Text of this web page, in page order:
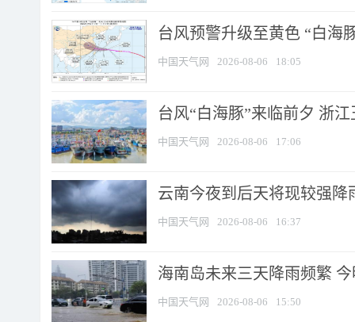
台风预警升级至黄色 “白海
中国天气网 2026-08-06 18:05
台风“白海豚”来临前夕 浙
中国天气网 2026-08-06 17:06
云南今夜到后天将现较强降
中国天气网 2026-08-06 16:37
海南岛未来三天降雨频繁
中国天气网 2026-08-06 15:50